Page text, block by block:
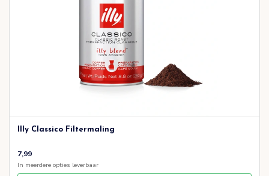
Illy Classico Filtermaling
7,99
In meerdere opties leverbaar